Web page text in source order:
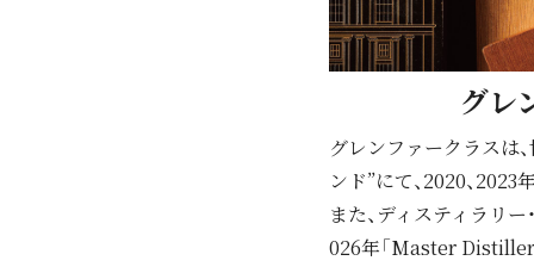
グレ
グレンファークラスは
ンド”にて、2020、
また、ディスティラリ
026年「Master Distiller